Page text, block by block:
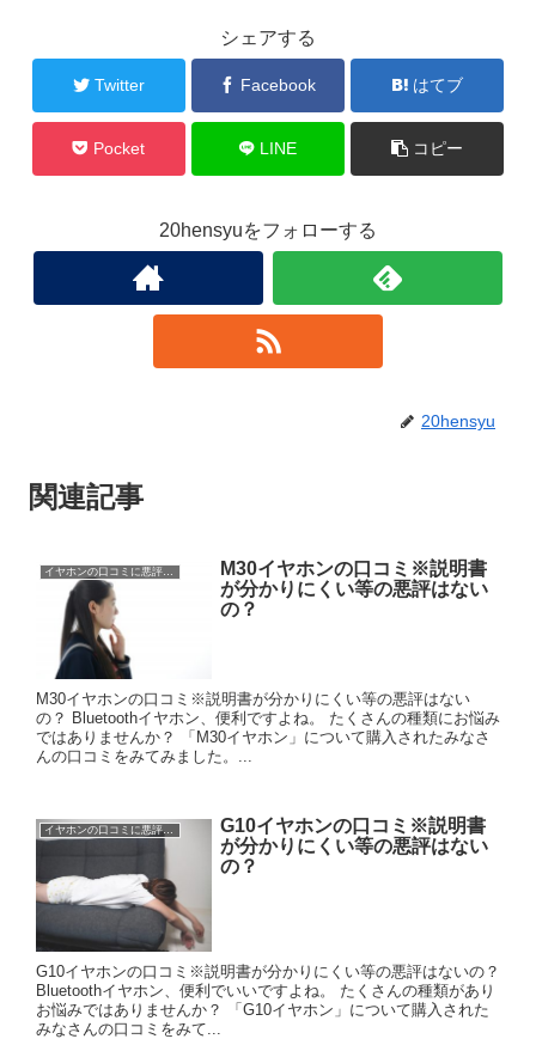
シェアする
Twitter Facebook はてブ
Pocket LINE コピー
20hensyuをフォローする
20hensyu
関連記事
イヤホンの口コミに悪評は？
M30イヤホンの口コミ※説明書
が分かりにくい等の悪評はない
の？
M30イヤホンの口コミ※説明書が分かりにくい等の悪評はない
の？ Bluetoothイヤホン、便利ですよね。 たくさんの種類にお悩み
ではありませんか？ 「M30イヤホン」について購入されたみなさ
んの口コミをみてみました。...
イヤホンの口コミに悪評は？
G10イヤホンの口コミ※説明書
が分かりにくい等の悪評はない
の？
G10イヤホンの口コミ※説明書が分かりにくい等の悪評はないの？
Bluetoothイヤホン、便利でいいですよね。 たくさんの種類があり
お悩みではありませんか？ 「G10イヤホン」について購入された
みなさんの口コミをみて...